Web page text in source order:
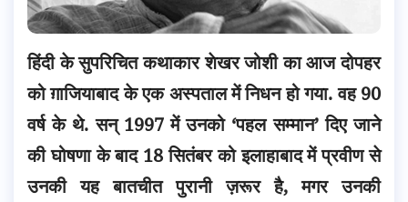
हिंदी के सुपरिचित कथाकार शेखर जोशी का आज दोपहर
को ग़ाजियाबाद के एक अस्पताल में निधन हो गया. वह 90
वर्ष के थे. सन् 1997 में उनको ‘पहल सम्मान’ दिए जाने
की घोषणा के बाद 18 सितंबर को इलाहाबाद में प्रवीण से
उनकी यह बातचीत पुरानी ज़रूर है, मगर उनकी